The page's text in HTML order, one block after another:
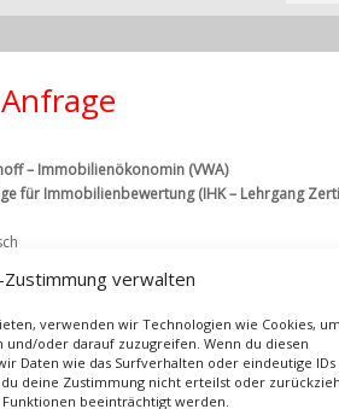
Zustimmung verwalten
verwenden wir Technologien wie Cookies, um
oder darauf zuzugreifen. Wenn du diesen
Daten wie das Surfverhalten oder eindeutige IDs
deine Zustimmung nicht erteilst oder
beeinträchtigt werden.
– Immobilienökonomin (VWA)
für Immobilienbewertung (IHK – Lehrgang
659 331
330
middelhoff.com